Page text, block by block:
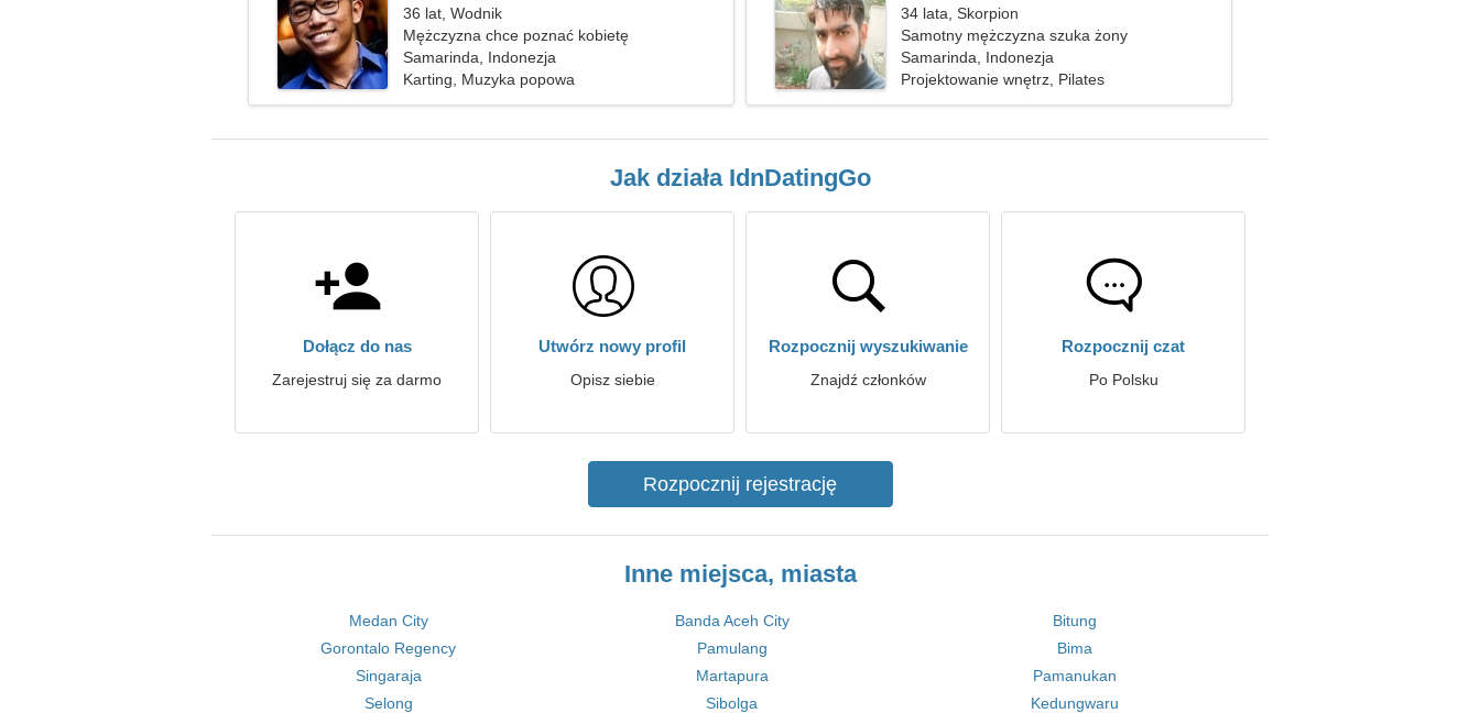
36 lat, Wodnik
Mężczyzna chce poznać kobietę
Samarinda, Indonezja
Karting, Muzyka popowa
34 lata, Skorpion
Samotny mężczyzna szuka żony
Samarinda, Indonezja
Projektowanie wnętrz, Pilates
Jak działa IdnDatingGo
Dołącz do nas
Zarejestruj się za darmo
Utwórz nowy profil
Opisz siebie
Rozpocznij wyszukiwanie
Znajdź członków
Rozpocznij czat
Po Polsku
Rozpocznij rejestrację
Inne miejsca, miasta
Medan City Banda Aceh City
Bitung
Gorontalo Regency
Pamulang
Bima
Singaraja
Martapura
Pamanukan
Selong
Sibolga Kedungwaru